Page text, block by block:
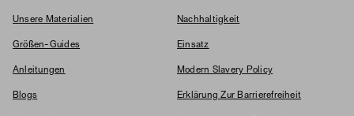
Unsere Materialien
Größen-Guides
Anleitungen
Blogs
Nachhaltigkeit
Einsatz
Modern Slavery Policy
Erklärung Zur Barrierefreiheit